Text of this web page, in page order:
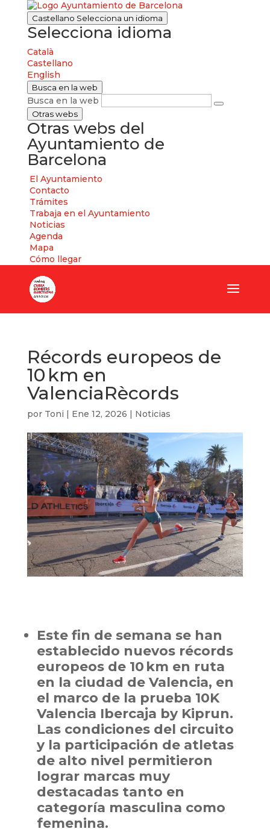
Castellano Selecciona un idioma
Selecciona idioma
Català
Castellano
English
Busca en la web
Busca en la web
Otras webs
Otras webs del
Ayuntamiento de
Barcelona
El Ayuntamiento
Contacto
Trámites
Trabaja en el Ayuntamiento
Noticias
Agenda
Mapa
Cómo llegar
Récords europeos de
10 km en
ValenciaRècords
por Toni | Ene 12, 2026 | Noticias
Este fin de semana se han
establecido nuevos récords
europeos de 10 km en ruta
en la ciudad de Valencia, en
el marco de la prueba 10K
Valencia Ibercaja by Kiprun.
Las condiciones del circuito
y la participación de atletas
de alto nivel permitieron
lograr marcas muy
destacadas tanto en
categoría masculina como
femenina.